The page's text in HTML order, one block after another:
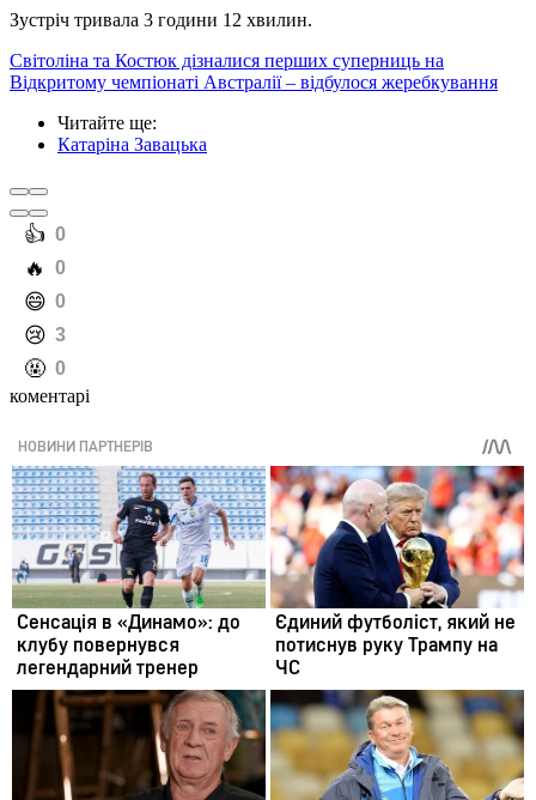
Зустріч тривала 3 години 12 хвилин.
Світоліна та Костюк дізналися перших суперниць на
Відкритому чемпіонаті Австралії – відбулося жеребкування
Читайте ще:
Катаріна Завацька
️👍 0
️🔥 0
️😄 0
️😢 3
️🤬 0
коментарі